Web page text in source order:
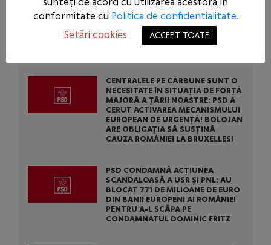
CENTRALELE PE CĂRBUNE SUNT O
NECESITATE ÎN SITUAȚIA DE FORȚĂ
MAJORĂ A ȚĂRII NOASTRE: PSD A
CERUT ACTIVAREA MECANISMULUI
EUROPEAN DE URGENȚĂ! BOLOJAN
ARE OBLIGAȚIA SĂ SUSȚINĂ
CAUZA ROMÂNIEI LA BRUXELLES!
PSD CONDAMNĂ ACȚIUNEA
SCANDALOASĂ A USR ȘI PNL: AU
BLOCAT 771 DE MILIOANE DE EURO
DIN BANII EUROPENI AI ROMÂNIEI
PENTRU A-L SCĂPA PE
CONDAMNATUL DOMINIC FRITZ
sunteți de acord cu utilizarea acestora în
conformitate cu Politica de confidentialitate.
Setări cookies
ACCEPT TOATE